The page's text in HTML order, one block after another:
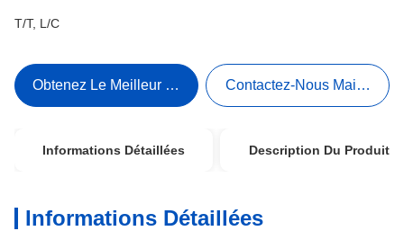
T/T, L/C
Obtenez Le Meilleur Prix Contactez-Nous Maintenant
Informations Détaillées Description Du Produit
Informations Détaillées